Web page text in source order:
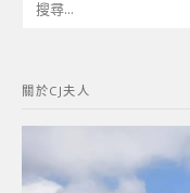
字:
關於CJ夫人